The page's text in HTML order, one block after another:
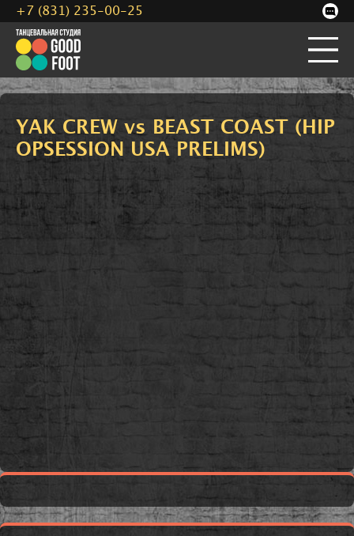
YAK CREW vs BEAST COAST (HIP
OPSESSION USA PRELIMS)
+7 (831) 235-00-25